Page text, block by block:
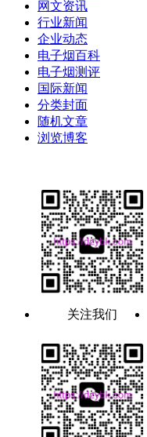
网文资讯
行业新闻
企业动态
电子烟百科
电子烟测评
国际新闻
分类封面
随机文章
浏览博客
关注我们